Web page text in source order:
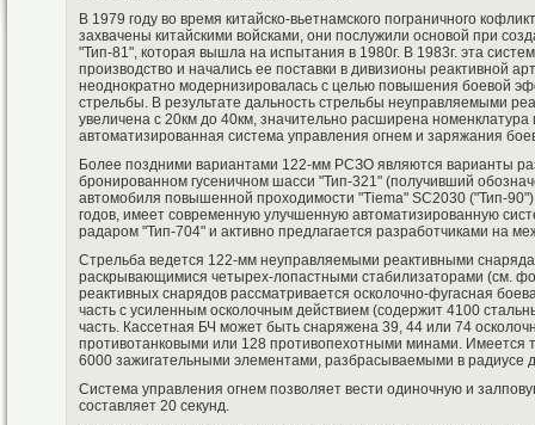
В 1979 году во время китайско-вьетнамского пограничного
захвачены китайскими войсками, они послужили основой при
"Тип-81", которая вышла на испытания в 1980г. В 1983г. эта
производство и начались ее поставки в дивизионы реактивной
неоднократно модернизировалась с целью повышения боевой
стрельбы. В результате дальность стрельбы неуправляемыми
увеличена с 20км до 40км, значительно расширена
автоматизированная система управления огнем и заряжания
Более поздними вариантами 122-мм РСЗО являются варианты
бронированном гусеничном шасси "Тип-321" (получивший
автомобиля повышенной проходимости "Tiema" SC2030 ("Тип-
годов, имеет современную улучшенную автоматизированную
радаром "Тип-704" и активно предлагается разработчиками на
Стрельба ведется 122-мм неуправляемыми реактивными
раскрывающимися четырех-лопастными стабилизаторами (см.
реактивных снарядов рассматривается осколочно-фугасная
часть с усиленным осколочным действием (содержит 4100
часть. Кассетная БЧ может быть снаряжена 39, 44 или 74
противотанковыми или 128 противопехотными минами. Имеется
6000 зажигательными элементами, разбрасываемыми в радиусе
Система управления огнем позволяет вести одиночную и
составляет 20 секунд.